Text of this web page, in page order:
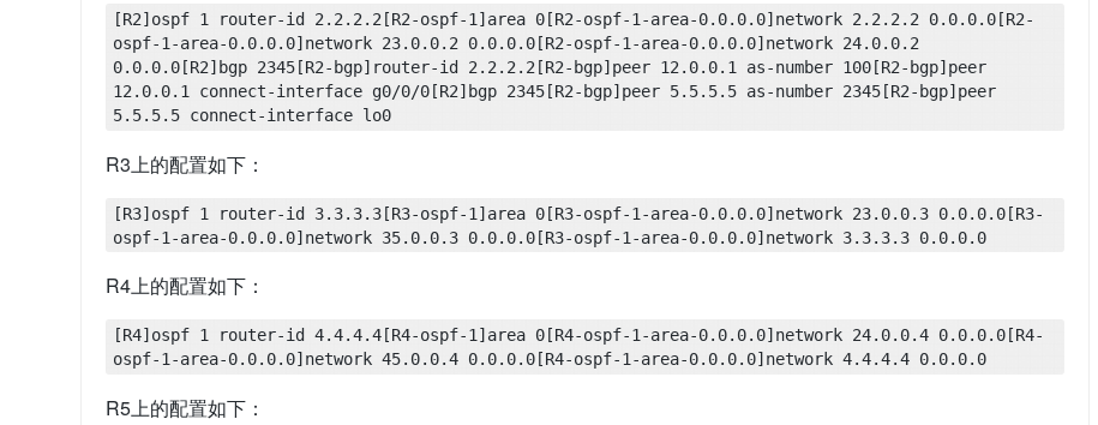
[R2]ospf 1 router-id 2.2.2.2[R2-ospf-1]area 0[R2-ospf-1-area-0.0.0.0]network 2.2.2.2 0.0.0.0[R2-
ospf-1-area-0.0.0.0]network 23.0.0.2 0.0.0.0[R2-ospf-1-area-0.0.0.0]network 24.0.0.2
0.0.0.0[R2]bgp 2345[R2-bgp]router-id 2.2.2.2[R2-bgp]peer 12.0.0.1 as-number 100[R2-bgp]peer
12.0.0.1 connect-interface g0/0/0[R2]bgp 2345[R2-bgp]peer 5.5.5.5 as-number 2345[R2-bgp]peer
5.5.5.5 connect-interface lo0
R3上的配置如下：
[R3]ospf 1 router-id 3.3.3.3[R3-ospf-1]area 0[R3-ospf-1-area-0.0.0.0]network 23.0.0.3 0.0.0.0[R3-
ospf-1-area-0.0.0.0]network 35.0.0.3 0.0.0.0[R3-ospf-1-area-0.0.0.0]network 3.3.3.3 0.0.0.0
R4上的配置如下：
[R4]ospf 1 router-id 4.4.4.4[R4-ospf-1]area 0[R4-ospf-1-area-0.0.0.0]network 24.0.0.4 0.0.0.0[R4-
ospf-1-area-0.0.0.0]network 45.0.0.4 0.0.0.0[R4-ospf-1-area-0.0.0.0]network 4.4.4.4 0.0.0.0
R5上的配置如下：